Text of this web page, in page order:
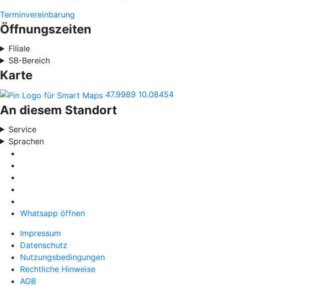
Terminvereinbarung
Öffnungszeiten
Filiale
SB-Bereich
Karte
47.9989 10.08454
An diesem Standort
Service
Sprachen
Whatsapp öffnen
Impressum
Datenschutz
Nutzungsbedingungen
Rechtliche Hinweise
AGB